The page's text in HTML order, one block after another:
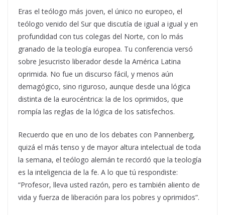
Eras el teólogo más joven, el único no europeo, el
teólogo venido del Sur que discutía de igual a igual y en
profundidad con tus colegas del Norte, con lo más
granado de la teología europea. Tu conferencia versó
sobre Jesucristo liberador desde la América Latina
oprimida. No fue un discurso fácil, y menos aún
demagógico, sino riguroso, aunque desde una lógica
distinta de la eurocéntrica: la de los oprimidos, que
rompía las reglas de la lógica de los satisfechos.
Recuerdo que en uno de los debates con Pannenberg,
quizá el más tenso y de mayor altura intelectual de toda
la semana, el teólogo alemán te recordó que la teología
es la inteligencia de la fe. A lo que tú respondiste:
“Profesor, lleva usted razón, pero es también aliento de
vida y fuerza de liberación para los pobres y oprimidos”.